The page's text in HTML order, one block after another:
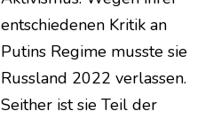
entschiedenen Kritik an
Putins Regime musste sie
Russland 2022 verlassen.
Seither ist sie Teil der